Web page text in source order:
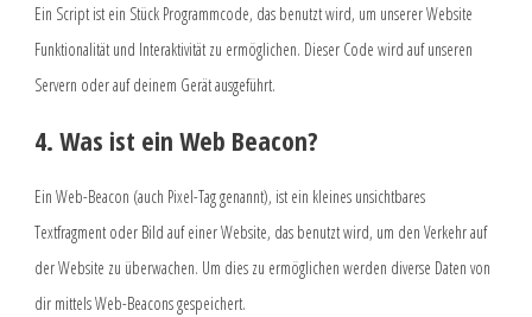
Ein Script ist ein Stück Programmcode, das benutzt wird, um unserer Website
Funktionalität und Interaktivität zu ermöglichen. Dieser Code wird auf unseren
Servern oder auf deinem Gerät ausgeführt.
4. Was ist ein Web Beacon?
Ein Web-Beacon (auch Pixel-Tag genannt), ist ein kleines unsichtbares
Textfragment oder Bild auf einer Website, das benutzt wird, um den Verkehr auf
der Website zu überwachen. Um dies zu ermöglichen werden diverse Daten von
dir mittels Web-Beacons gespeichert.